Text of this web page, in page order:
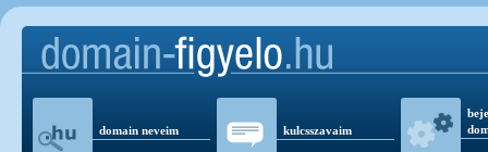
domain neveim kulcsszavaim